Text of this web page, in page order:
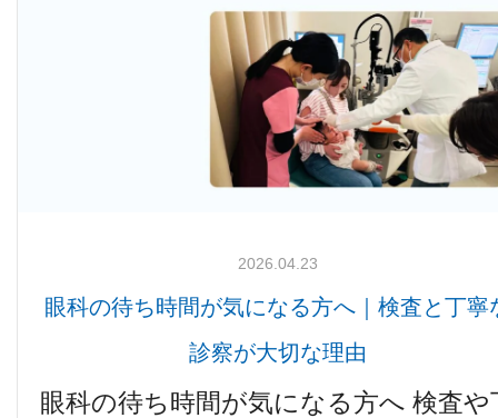
2026.04.23
眼科の待ち時間が気になる方へ｜検査と丁寧
診察が大切な理由
眼科の待ち時間が気になる方へ 検査や